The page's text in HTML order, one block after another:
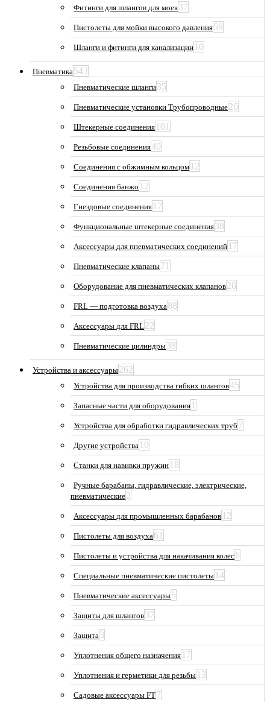
Фитинги для шлангов для моек37
Пистолеты для мойки высокого давления59
Шланги и фитинги для канализации 10
Пневматика543
Пневматические шланги35
Пневматические установки Трубопроводные26
Штекерные соединения 101
Резьбовые соединения40
Соединения с обжимным кольцом 12
Соединения банжо 12
Гнездовые соединения 17
Функциональные штекерные соединения38
Аксессуары для пневматических соединений 17
Пневматические клапаны71
Оборудование для пневматических клапанов26
FRL — подготовка воздуха88
Аксессуары для FRL22
Пневматические цилиндры38
Устройства и аксессуары262
Устройства для производства гибких шлангов45
Запасные части для оборудования 1
Устройства для обработки гидравлических труб 7
Другие устройства 10
Станки для навивки пружин 18
Ручные барабаны, гидравлические, электрические,
пневматические2
Аксессуары для промышленных барабанов 12
Пистолеты для воздуха61
Пистолеты и устройства для накачивания колес6
Специальные пневматические пистолеты 14
Пневматические аксессуары5
Защиты для шлангов37
Защита3
Уплотнения общего назначения 17
Уплотнения и герметики для резьбы 13
Садовые аксессуары FT7